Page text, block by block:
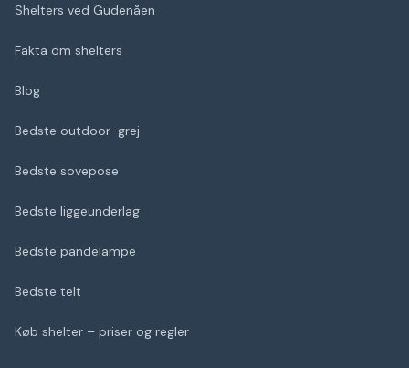
Shelters ved Gudenåen
Fakta om shelters
Blog
Bedste outdoor-grej
Bedste sovepose
Bedste liggeunderlag
Bedste pandelampe
Bedste telt
Køb shelter – priser og regler